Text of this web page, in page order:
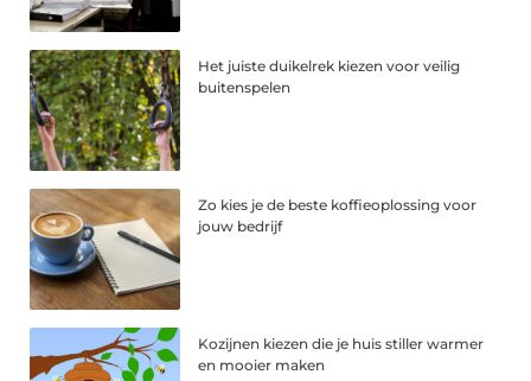
Het juiste duikelrek kiezen voor veilig
buitenspelen
Zo kies je de beste koffieoplossing voor
jouw bedrijf
Kozijnen kiezen die je huis stiller warmer
en mooier maken